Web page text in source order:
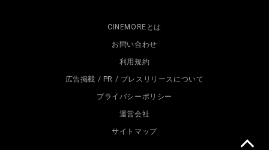
CINEMOREとは
お問い合わせ
利用規約
広告掲載 / PR / プレスリリースについて
プライバシーポリシー
運営会社
サイトマップ